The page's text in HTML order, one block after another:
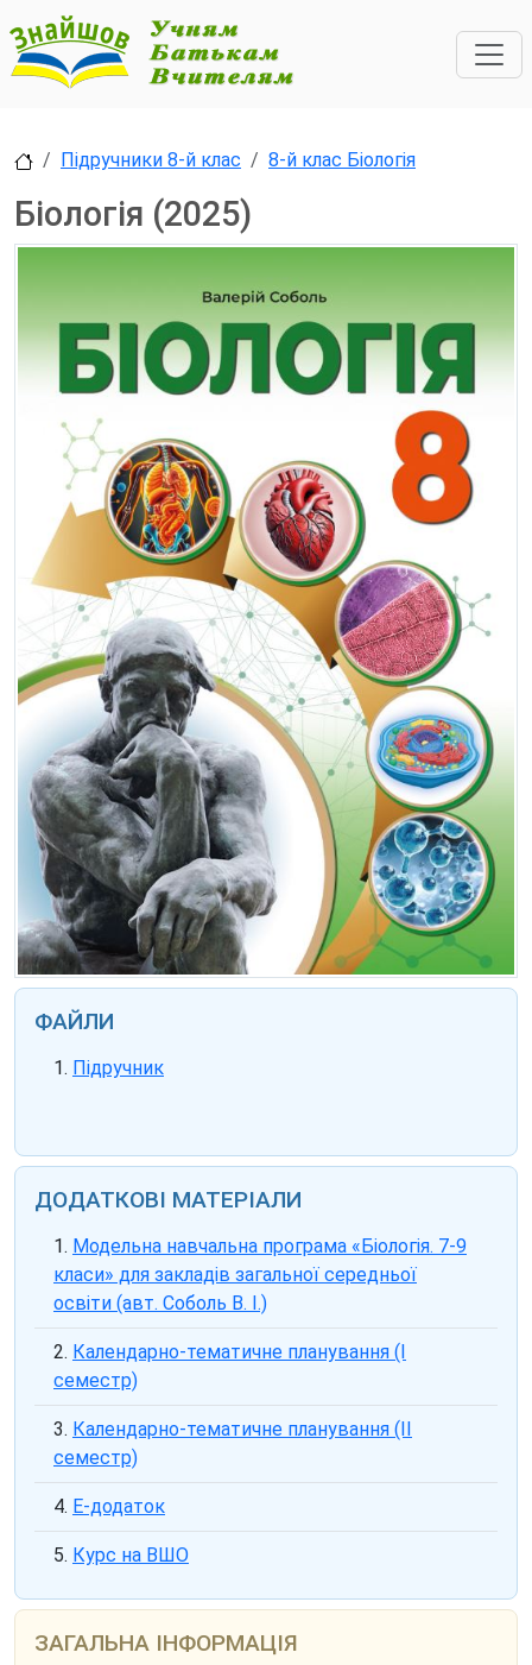
Підручники 8-й клас 8-й клас Біологія
Біологія (2025)
ФАЙЛИ
Підручник
ДОДАТКОВІ МАТЕРІАЛИ
Модельна навчальна програма «Біологія. 7-9
класи» для закладів загальної середньої
освіти (авт. Соболь В. І.)
Календарно-тематичне планування (І
семестр)
Календарно-тематичне планування (ІІ
семестр)
Е-додаток
Курс на ВШО
ЗАГАЛЬНА ІНФОРМАЦІЯ